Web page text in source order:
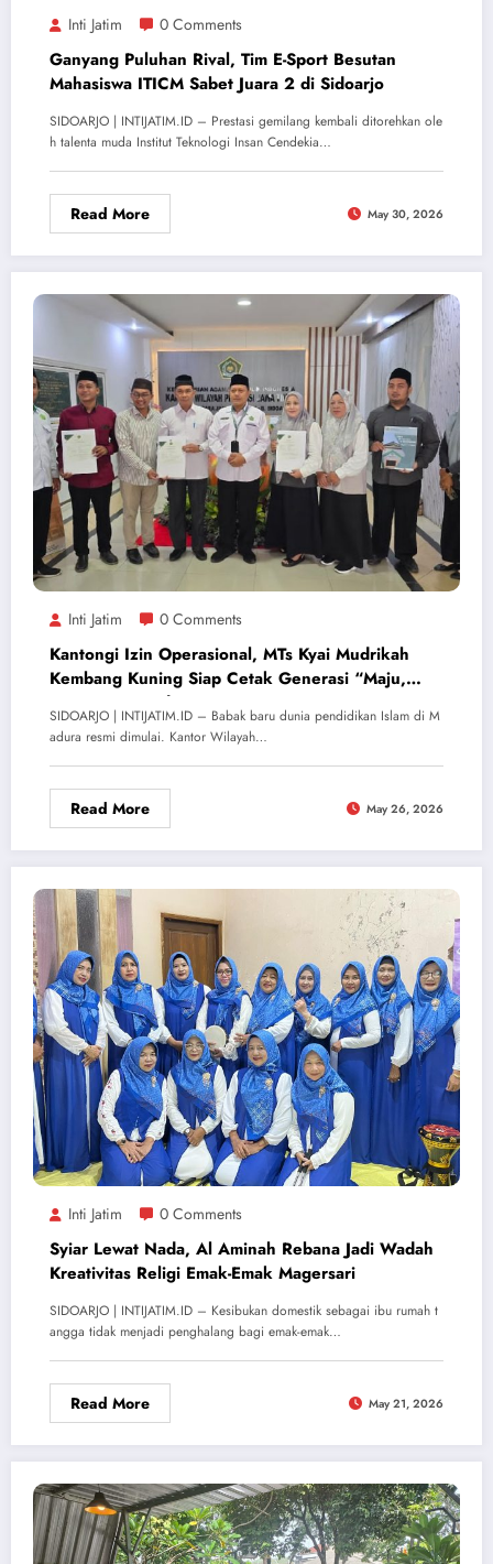
Inti Jatim 0 Comments
Ganyang Puluhan Rival, Tim E-Sport Besutan
Mahasiswa ITICM Sabet Juara 2 di Sidoarjo
SIDOARJO | INTIJATIM.ID – Prestasi gemilang kembali ditorehkan ole
h talenta muda Institut Teknologi Insan Cendekia…
Read More May 30, 2026
Inti Jatim 0 Comments
Kantongi Izin Operasional, MTs Kyai Mudrikah
Kembang Kuning Siap Cetak Generasi “Maju,
Bermutu, Mendunia”
SIDOARJO | INTIJATIM.ID – Babak baru dunia pendidikan Islam di M
adura resmi dimulai. Kantor Wilayah…
Read More May 26, 2026
Inti Jatim 0 Comments
Syiar Lewat Nada, Al Aminah Rebana Jadi Wadah
Kreativitas Religi Emak-Emak Magersari
SIDOARJO | INTIJATIM.ID – Kesibukan domestik sebagai ibu rumah t
angga tidak menjadi penghalang bagi emak-emak…
Read More May 21, 2026